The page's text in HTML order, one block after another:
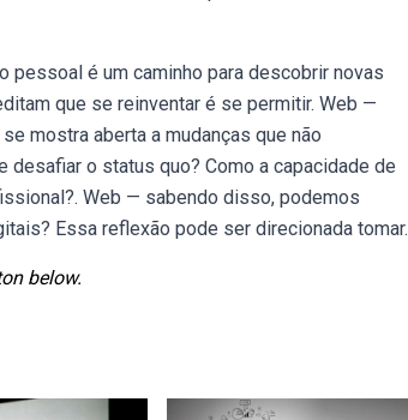
pessoal é um caminho para descobrir novas
que se reinventar é se permitir. Web —
mostra aberta a mudanças que não
o status quo? Como a capacidade de
Web — sabendo disso, podemos
Essa reflexão pode ser direcionada tomar.
below.